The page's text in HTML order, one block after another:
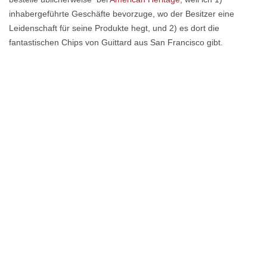
inhabergeführte Geschäfte bevorzuge, wo der Besitzer eine
Leidenschaft für seine Produkte hegt, und 2) es dort die
fantastischen Chips von Guittard aus San Francisco gibt.